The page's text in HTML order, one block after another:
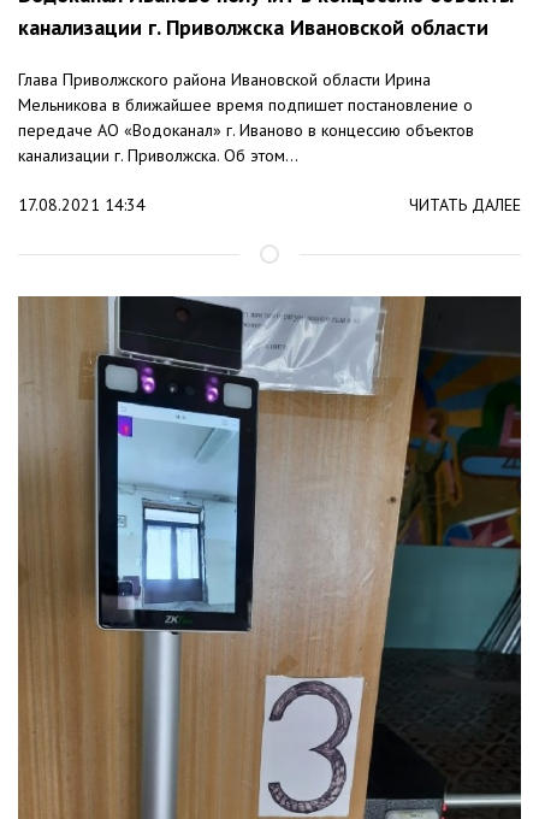
канализации г. Приволжска Ивановской области
Глава Приволжского района Ивановской области Ирина
Мельникова в ближайшее время подпишет постановление о
передаче АО «Водоканал» г. Иваново в концессию объектов
канализации г. Приволжска. Об этом...
17.08.2021 14:34 ЧИТАТЬ ДАЛЕЕ